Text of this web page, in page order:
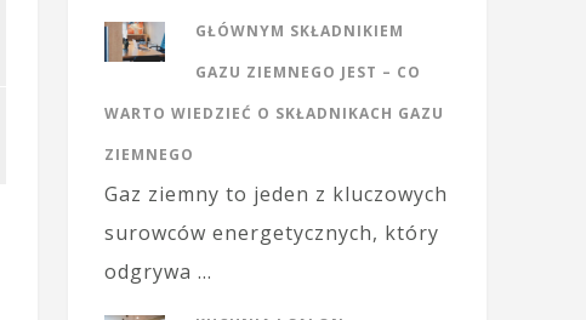
GŁÓWNYM SKŁADNIKIEM
GAZU ZIEMNEGO JEST – CO
WARTO WIEDZIEĆ O SKŁADNIKACH GAZU
ZIEMNEGO
Gaz ziemny to jeden z kluczowych
surowców energetycznych, który
odgrywa …